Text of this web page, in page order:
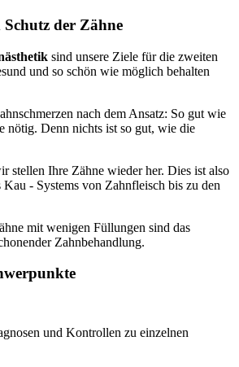
der Zähne
sind unsere Ziele für die zweiten
und so schön wie möglich behalten
nach dem Ansatz: So gut wie
nötig. Denn nichts ist so gut, wie die
stellen Ihre Zähne wieder her. Dies ist also
- Systems von Zahnfleisch bis zu den
mit wenigen Füllungen sind das
Zahnbehandlung.
und Kontrollen zu einzelnen